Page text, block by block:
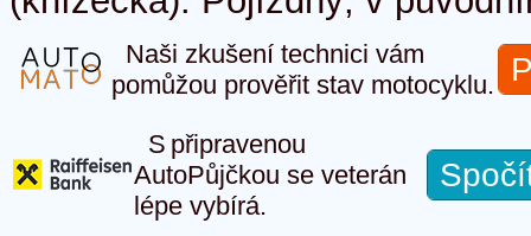
Naši zkušení technici vám
pomůžou prověřit stav motocyklu.
S připravenou
AutoPůjčkou se veterán
lépe vybírá.